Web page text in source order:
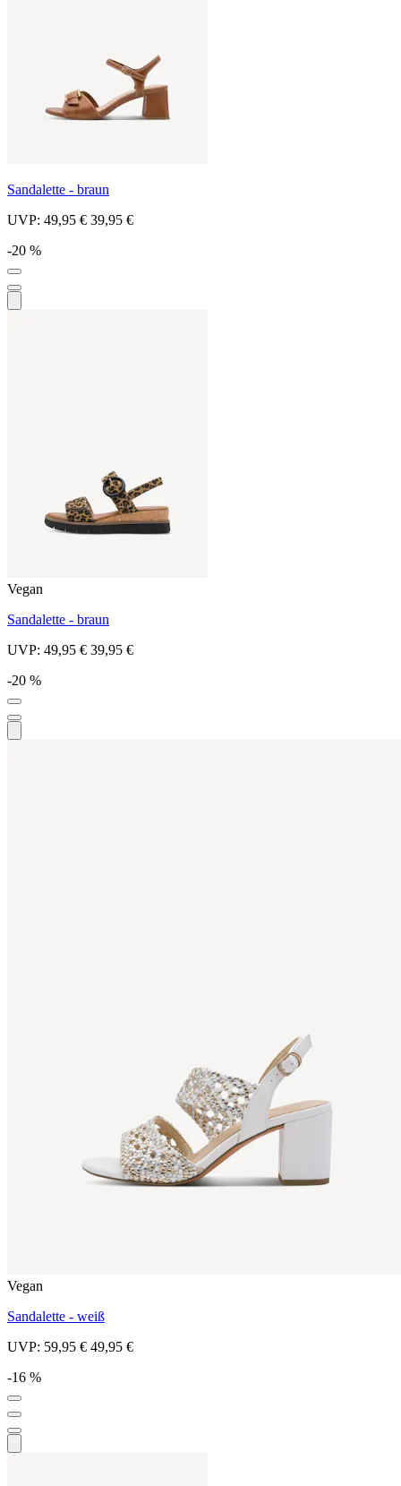
Sandalette - braun
UVP: 49,95 € 39,95 €
-20 %
Vegan
Sandalette - braun
UVP: 49,95 € 39,95 €
-20 %
Vegan
Sandalette - weiß
UVP: 59,95 € 49,95 €
-16 %